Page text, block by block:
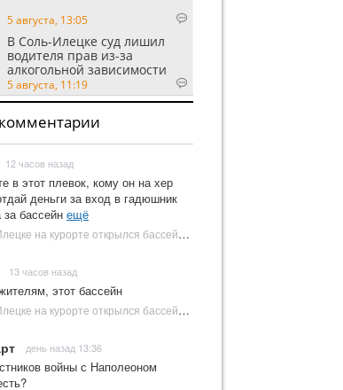
5 августа, 13:05
В Соль-Илецке суд лишил
водителя прав из-за
алкогольной зависимости
5 августа, 11:19
12 часов назад
в этот плевок, кому он на хер
деньги за вход в гадюшник
бассейн ещё
В Соль-Илецке на курорте открылся бассейн с пресной водой | Новости Соль-Илецка
13 часов назад
этот бассейн
В Соль-Илецке на курорте открылся бассейн с пресной водой | Новости Соль-Илецка
день назад 13:36
войны с Наполеоном